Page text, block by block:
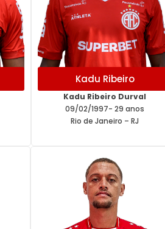
Kadu Ribeiro
Kadu Ribeiro Durval
09/02/1997- 29 anos
Rio de Janeiro – RJ